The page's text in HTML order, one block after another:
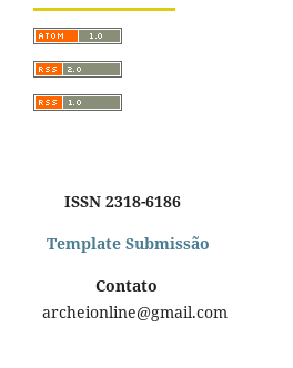
ISSN 2318-6186
Template Submissão
Contato
archeionline@gmail.com